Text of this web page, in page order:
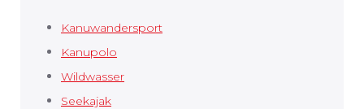
Kanuwandersport
Kanupolo
Wildwasser
Seekajak